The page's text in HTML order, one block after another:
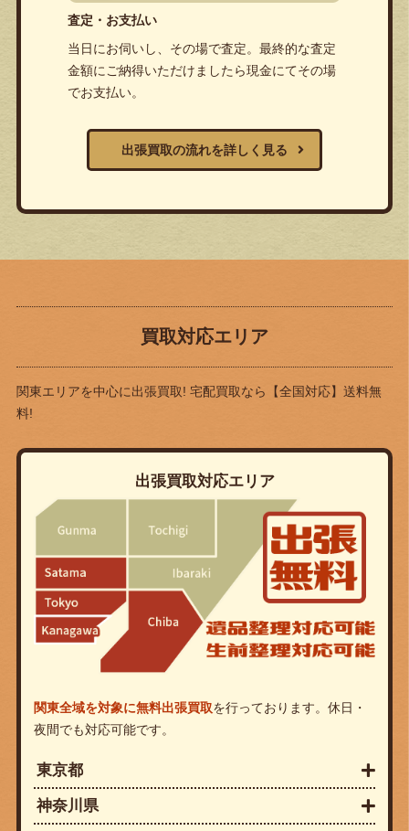
査定・お支払い
当日にお伺いし、その場で査定。最終的な査定
金額にご納得いただけましたら現金にてその場
でお支払い。
出張買取の流れを詳しく見る
買取対応エリア
関東エリアを中心に出張買取! 宅配買取なら
【全国対応】送料無
料!
出張買取対応エリア
関東全域を対象に無料出張買取を行っております。休日・
夜間でも対応可能です。
東京都
神奈川県